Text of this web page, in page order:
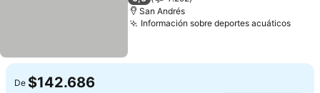
San Andrés
Información sobre deportes acuáticos
De $142.686